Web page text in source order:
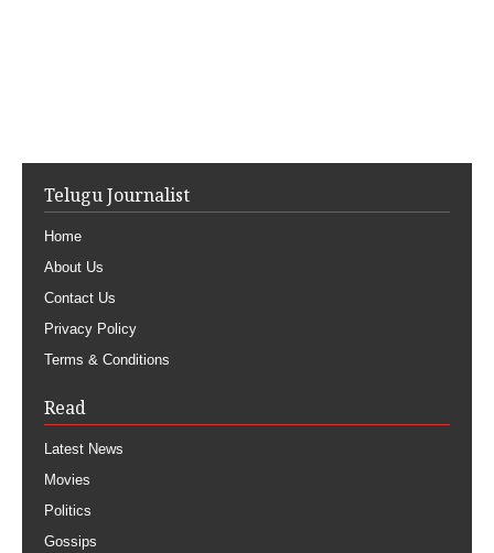
Telugu Journalist
Home
About Us
Contact Us
Privacy Policy
Terms & Conditions
Read
Latest News
Movies
Politics
Gossips